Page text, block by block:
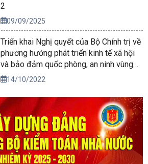
2
09/09/2025
Triển khai Nghị quyết của Bộ Chính trị về
phương hướng phát triển kinh tế xã hội
và bảo đảm quốc phòng, an ninh vùng
Tây Nguyên đến năm 2030, tầm nhìn
14/10/2022